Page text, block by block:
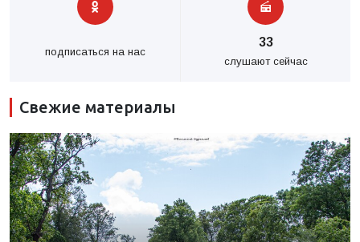
подписаться на нас
33
слушают сейчас
Свежие материалы